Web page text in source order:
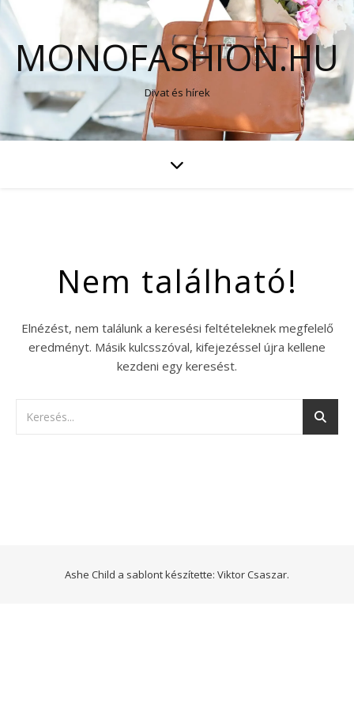
MONOFASHION.HU
Divat és hírek
Nem található!
Elnézést, nem találunk a keresési feltételeknek megfelelő
eredményt. Másik kulcsszóval, kifejezéssel újra kellene
kezdeni egy keresést.
Ashe Child a sablont készítette: Viktor Csaszar.